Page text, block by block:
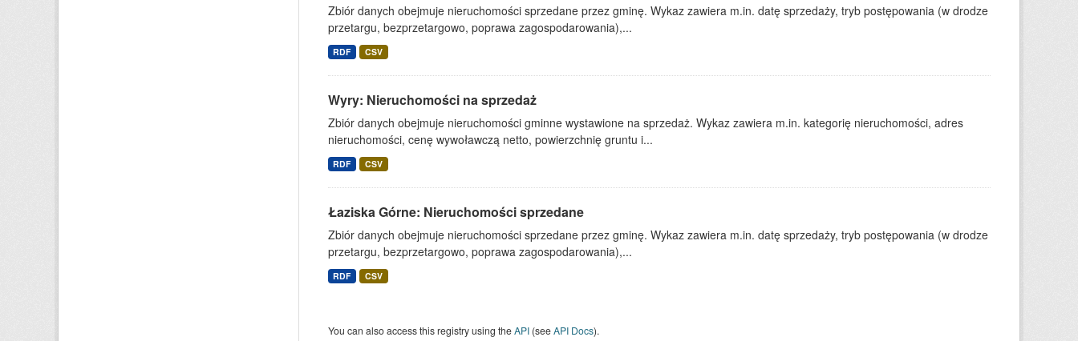
Zbiór danych obejmuje nieruchomości sprzedane przez gminę. Wykaz zawiera m.in. datę sprzedaży, tryb postępowania (w drodze
przetargu, bezprzetargowo, poprawa zagospodarowania),...
RDF CSV
Wyry: Nieruchomości na sprzedaż
Zbiór danych obejmuje nieruchomości gminne wystawione na sprzedaż. Wykaz zawiera m.in. kategorię nieruchomości, adres
nieruchomości, cenę wywoławczą netto, powierzchnię gruntu i...
RDF CSV
Łaziska Górne: Nieruchomości sprzedane
Zbiór danych obejmuje nieruchomości sprzedane przez gminę. Wykaz zawiera m.in. datę sprzedaży, tryb postępowania (w drodze
przetargu, bezprzetargowo, poprawa zagospodarowania),...
RDF CSV
You can also access this registry using theAPI(seeAPI Docs).